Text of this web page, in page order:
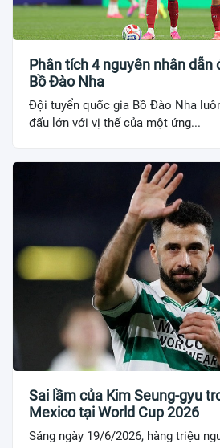
Phân tích 4 nguyên nhân dẫn
Bồ Đào Nha
Đội tuyển quốc gia Bồ Đào Nha
đấu lớn với vị thế của một ứng...
Sai lầm của Kim Seung-gyu
Mexico tại World Cup 2026
Sáng ngày 19/6/2026, hàng triệu